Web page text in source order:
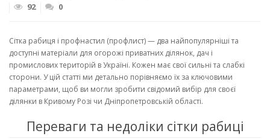
92
0
Сітка рабиця і профнастил (профлист) — два найпопулярніші та
доступні матеріали для огорожі приватних ділянок, дач і
промислових територій в Україні. Кожен має свої сильні та слабкі
сторони. У цій статті ми детально порівняємо їх за ключовими
параметрами, щоб ви могли зробити свідомий вибір для своєї
ділянки в Кривому Розі чи Дніпропетровській області.
Переваги та недоліки сітки рабиці